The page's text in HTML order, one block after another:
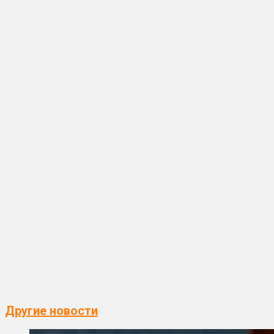
Другие новости